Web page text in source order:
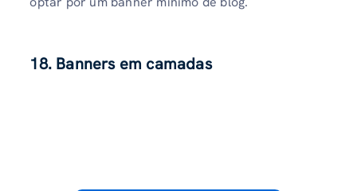
18. Banners em camadas